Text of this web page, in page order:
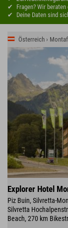
Fragen? Wir
Deine Daten sind
Österreich ›
Explorer Hotel
Piz Buin, Silvretta-
Silvretta
Beach, 270 km